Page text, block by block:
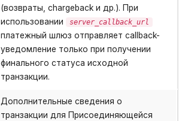
(возвраты, chargeback и др.). При
использовании
server_callback_url
платежный шлюз отправляет callback-
уведомление только при получении
финального статуса исходной
транзакции.
Дополнительные сведения о
транзакции для Присоединяющейся